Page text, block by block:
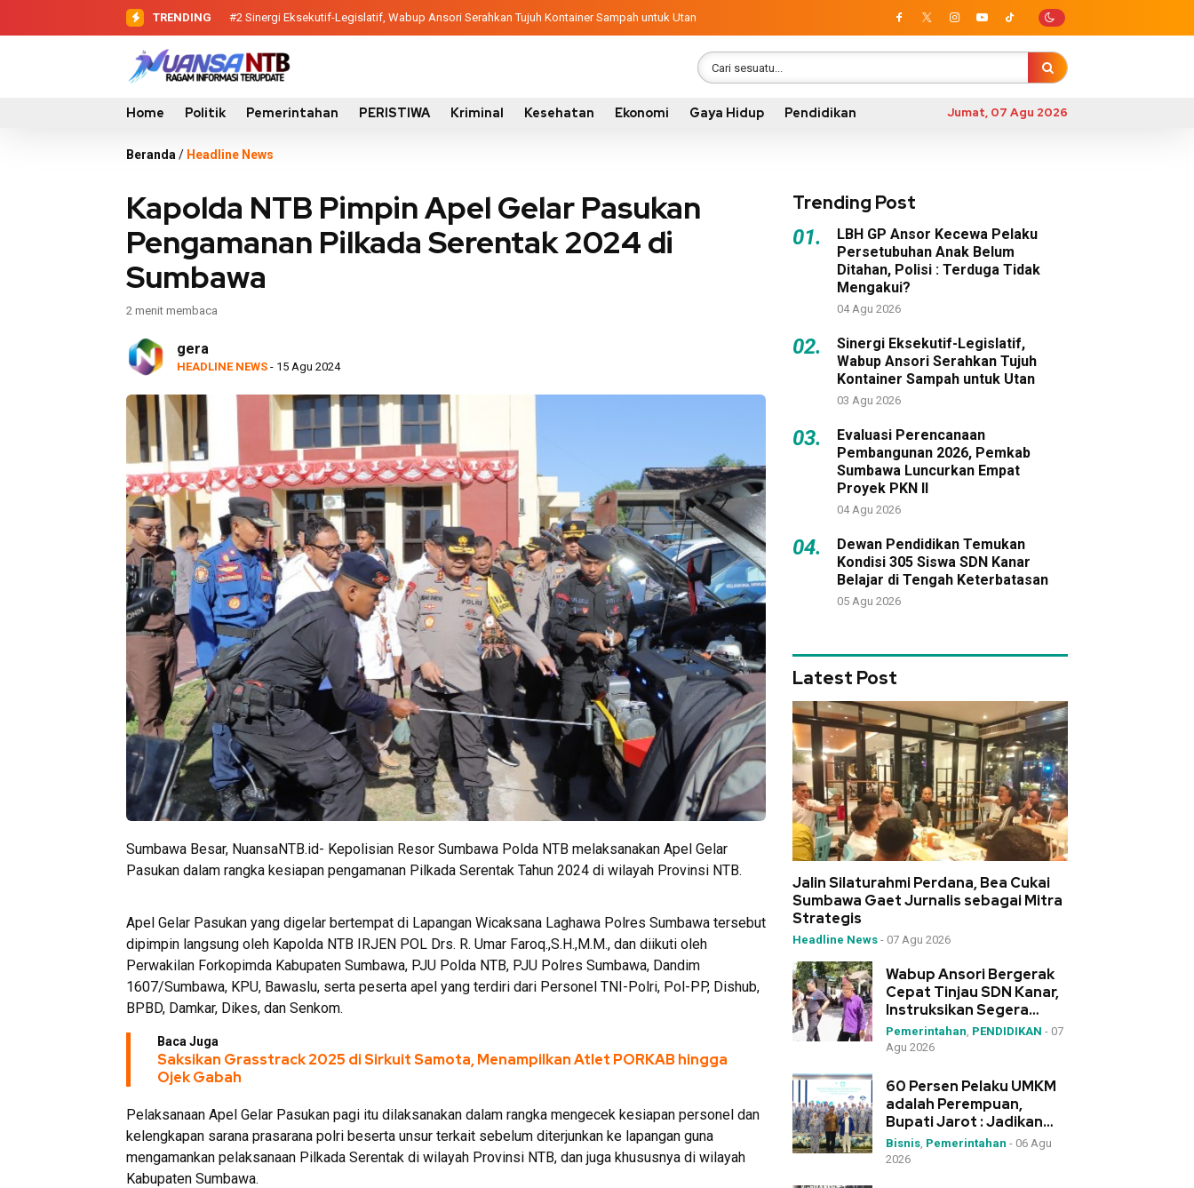
TRENDING #2 Sinergi Eksekutif-Legislatif, Wabup Ansori Serahkan Tujuh Kontainer Sampah untuk Utan
#3 Evaluasi Perencanaan Pembangunan 2026, Pemkab Sumbawa Luncurkan Empat Proyek PKN II
Home Politik Pemerintahan PERISTIWA Kriminal Kesehatan Ekonomi Gaya Hidup Pendidikan Jumat, 07 Agu 2026
Beranda / Headline News
Kapolda NTB Pimpin Apel Gelar Pasukan
Pengamanan Pilkada Serentak 2024 di
Sumbawa
2 menit membaca
gera
HEADLINE NEWS - 15 Agu 2024
Sumbawa Besar, NuansaNTB.id- Kepolisian Resor Sumbawa Polda NTB melaksanakan Apel Gelar
Pasukan dalam rangka kesiapan pengamanan Pilkada Serentak Tahun 2024 di wilayah Provinsi NTB.
Apel Gelar Pasukan yang digelar bertempat di Lapangan Wicaksana Laghawa Polres Sumbawa tersebut
dipimpin langsung oleh Kapolda NTB IRJEN POL Drs. R. Umar Faroq.,S.H.,M.M., dan diikuti oleh
Perwakilan Forkopimda Kabupaten Sumbawa, PJU Polda NTB, PJU Polres Sumbawa, Dandim
1607/Sumbawa, KPU, Bawaslu, serta peserta apel yang terdiri dari Personel TNI-Polri, Pol-PP, Dishub,
BPBD, Damkar, Dikes, dan Senkom.
Baca Juga
Saksikan Grasstrack 2025 di Sirkuit Samota, Menampilkan Atlet PORKAB hingga
Ojek Gabah
Pelaksanaan Apel Gelar Pasukan pagi itu dilaksanakan dalam rangka mengecek kesiapan personel dan
kelengkapan sarana prasarana polri beserta unsur terkait sebelum diterjunkan ke lapangan guna
mengamankan pelaksanaan Pilkada Serentak di wilayah Provinsi NTB, dan juga khususnya di wilayah
Kabupaten Sumbawa.
Trending Post
01.
LBH GP Ansor Kecewa Pelaku
Persetubuhan Anak Belum
Ditahan, Polisi : Terduga Tidak
Mengakui?
04 Agu 2026
02.
Sinergi Eksekutif-Legislatif,
Wabup Ansori Serahkan Tujuh
Kontainer Sampah untuk Utan
03 Agu 2026
03.
Evaluasi Perencanaan
Pembangunan 2026, Pemkab
Sumbawa Luncurkan Empat
Proyek PKN II
04 Agu 2026
04.
Dewan Pendidikan Temukan
Kondisi 305 Siswa SDN Kanar
Belajar di Tengah Keterbatasan
05 Agu 2026
Latest Post
Jalin Silaturahmi Perdana, Bea Cukai
Sumbawa Gaet Jurnalis sebagai Mitra
Strategis
Headline News - 07 Agu 2026
Wabup Ansori Bergerak
Cepat Tinjau SDN Kanar,
Instruksikan Segera
Pengadaan Meja-Kursi
Pemerintahan, PENDIDIKAN - 07
Agu 2026
60 Persen Pelaku UMKM
adalah Perempuan,
Bupati Jarot : Jadikan
IWAPI Rumah Kolaborasi
Bisnis, Pemerintahan - 06 Agu
2026